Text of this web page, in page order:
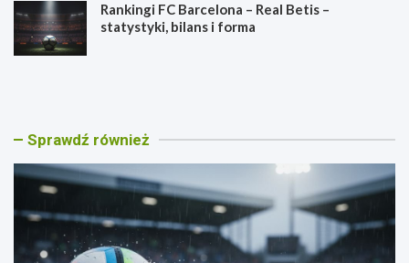
Rankingi FC Barcelona – Real Betis –
statystyki, bilans i forma
R
n
i
e
R
n
i
ó
Sprawdź również